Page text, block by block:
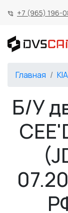
+7 (965) 196-
Главная KIA
Б/У